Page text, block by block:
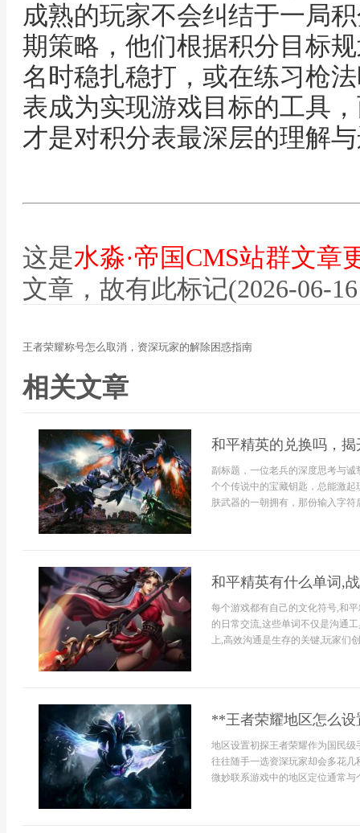
成熟的玩家不会纠结于一局
期策略，他们根据积分目标
名时稳扎稳打，或在练习枪
表成为实现游戏目标的工具
才是对积分表最深层的理解
这是水淼·帝国CMS站群文章
文章，故有此标记(2026-06-
王者荣耀称号怎么取消，资深玩家的解除困惑指南
相关文章
和平精英的兑换吗，
副标题，一位老兵的深度思考与
个个传说中的宝藏钥匙，总能激
肤武器的一朝拥有，那份输入字
和平精英有什么单词,
每个游戏都有自己的文化符号,和
的日常交流,这些单词不仅是沟通
上,高效沟通是生存的关键,玩家们
**王者荣耀地区怎么
地区设置初探王者荣耀作为国民
往往随手一选资深玩家却会多花
微妙联系游戏中的地区定位通常与